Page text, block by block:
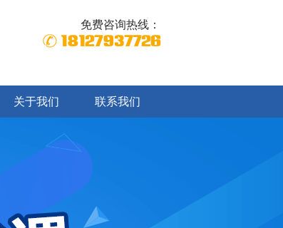
免费咨询热线：
18127937726
关于我们 联系我们